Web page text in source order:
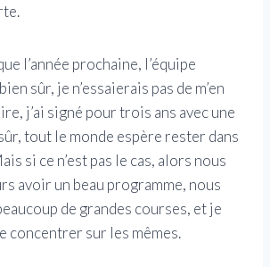
l’année prochaine, l’équipe
sûr, je n’essaierais pas de m’en
j’ai signé pour trois ans avec une
tout le monde espère rester dans
si ce n’est pas le cas, alors nous
avoir un beau programme, nous
de grandes courses, et je
concentrer sur les mêmes.